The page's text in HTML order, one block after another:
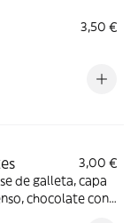
3,50 €
3,00 €
de galleta, capa
chocolate con